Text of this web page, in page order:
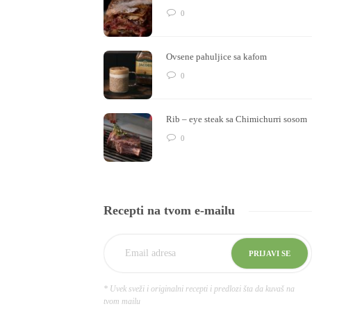
0
Ovsene pahuljice sa kafom
0
Rib – eye steak sa Chimichurri sosom
0
Recepti na tvom e-mailu
* Uvek sveži i originalni recepti i predlozi šta da kuvaš na
tvom mailu